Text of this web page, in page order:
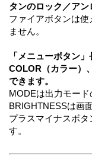
タンのロック／アン
ファイアボタンは
ません。
「メニューボタン
COLOR（カラー）
できます。
MODEは出力モード
BRIGHTNESSは画
プラスマイナスボ
す。